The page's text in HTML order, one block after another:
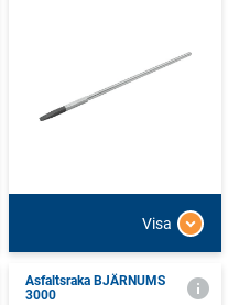
Visa
Asfaltsraka BJÄRNUMS
3000